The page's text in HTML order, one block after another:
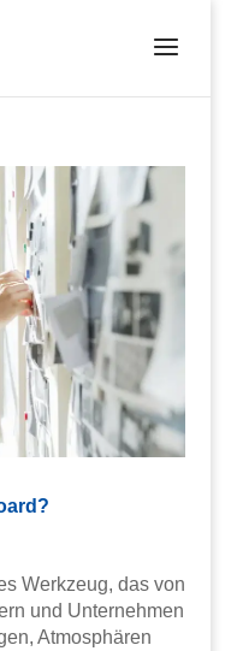
Werkzeug, das von
und Unternehmen
Atmosphären